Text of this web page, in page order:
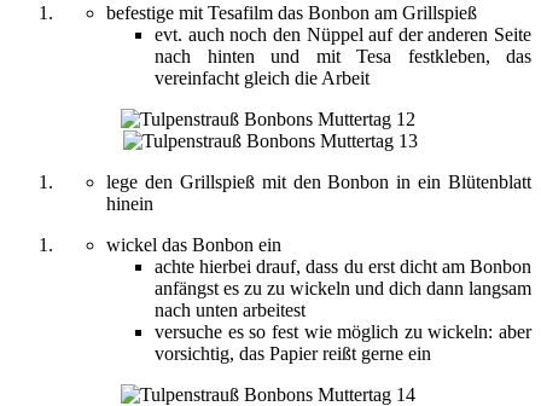
befestige mit Tesafilm das Bonbon am Grillspieß
evt. auch noch den Nüppel auf der anderen Seite
nach hinten und mit Tesa festkleben, das
vereinfacht gleich die Arbeit
lege den Grillspieß mit den Bonbon in ein Blütenblatt
hinein
wickel das Bonbon ein
achte hierbei drauf, dass du erst dicht am Bonbon
anfängst es zu zu wickeln und dich dann langsam
nach unten arbeitest
versuche es so fest wie möglich zu wickeln: aber
vorsichtig, das Papier reißt gerne ein